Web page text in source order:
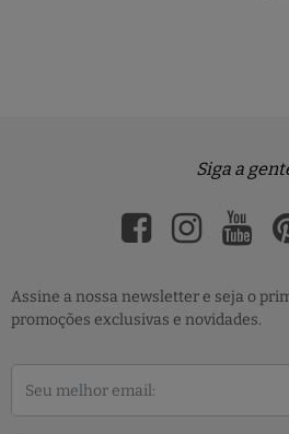
Siga a
Assine a nossa newsletter e seja o
promoções exclusivas e novidades.